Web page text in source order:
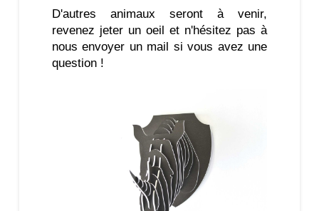
D'autres animaux seront à venir,
revenez jeter un oeil et n'hésitez pas à
nous envoyer un mail si vous avez une
question !